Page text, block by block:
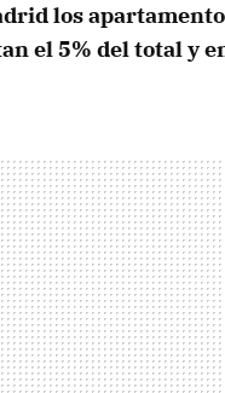
los
el 5% del total y